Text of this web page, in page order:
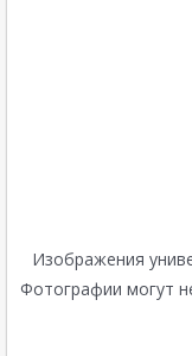
Изображения
Фотографии могут